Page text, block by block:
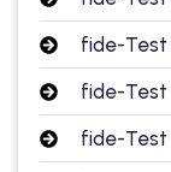
fide-Test
fide-Test
fide-Test